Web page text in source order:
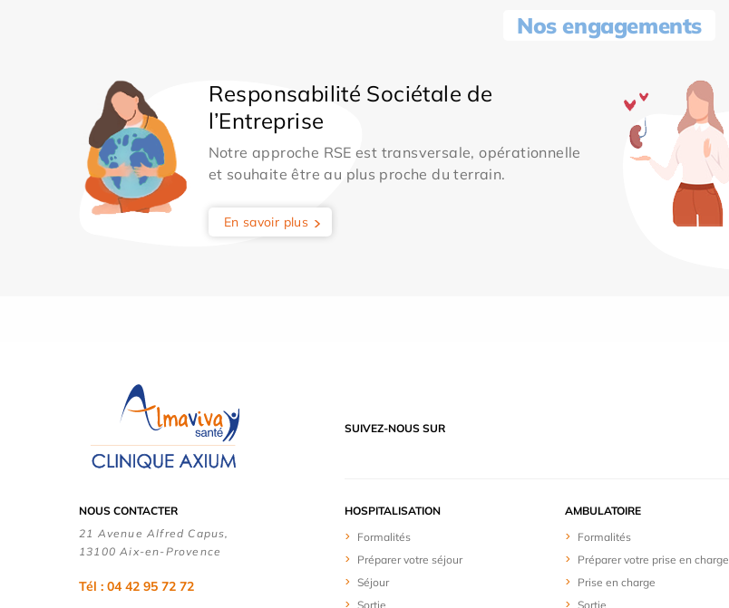
Nos engagements
Responsabilité Sociétale de
l’Entreprise
Notre approche RSE est transversale, opérationnelle
et souhaite être au plus proche du terrain.
En savoir plus
SUIVEZ-NOUS SUR
NOUS CONTACTER
21 Avenue Alfred Capus,
13100 Aix-en-Provence
Tél : 04 42 95 72 72
HOSPITALISATION
Formalités
Préparer votre séjour
Séjour
Sortie
AMBULATOIRE
Formalités
Préparer votre prise en charge
Prise en charge
Sortie